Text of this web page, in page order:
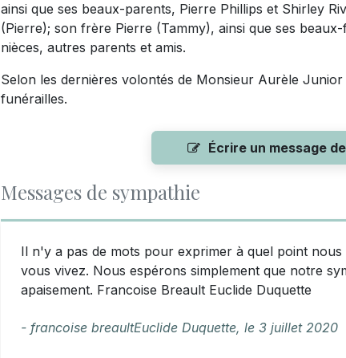
ainsi que ses beaux-parents, Pierre Phillips et Shirley
(Pierre); son frère Pierre (Tammy), ainsi que ses
nièces, autres parents et amis.
Selon les dernières volontés de Monsieur Aurèle
funérailles.
Écrire un message
Messages de sympathie
Il n'y a pas de mots pour exprimer à quel point
vous vivez. Nous espérons simplement que notre
apaisement. Francoise Breault Euclide Duquette
- francoise breaultEuclide Duquette, le 3 juillet 2020